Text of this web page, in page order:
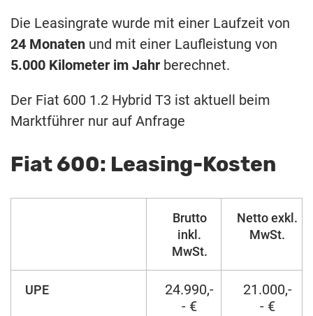
Die Leasingrate wurde mit einer Laufzeit von
24 Monaten und mit einer Laufleistung von
5.000 Kilometer im Jahr berechnet.
Der Fiat 600 1.2 Hybrid T3 ist aktuell beim
Marktführer nur auf Anfrage
Fiat 600: Leasing-Kosten
Brutto
inkl.
MwSt.
Netto exkl.
MwSt.
UPE
24.990,-
- €
21.000,-
- €